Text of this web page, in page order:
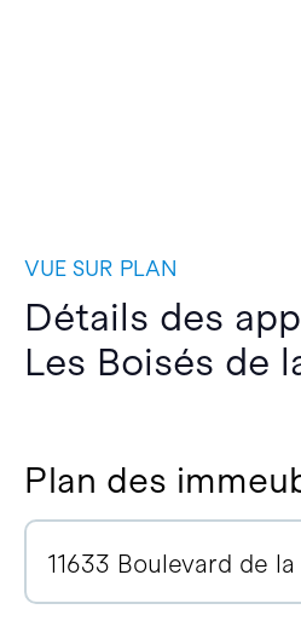
VUE SUR PLAN
Détails des
Les Boisés de
Plan des